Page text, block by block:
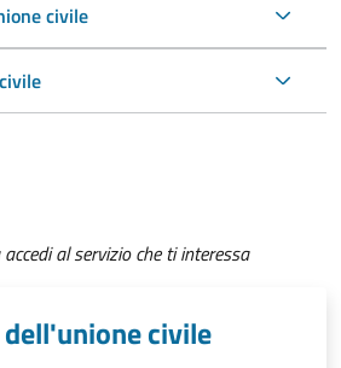
civile
al servizio che ti interessa
civile